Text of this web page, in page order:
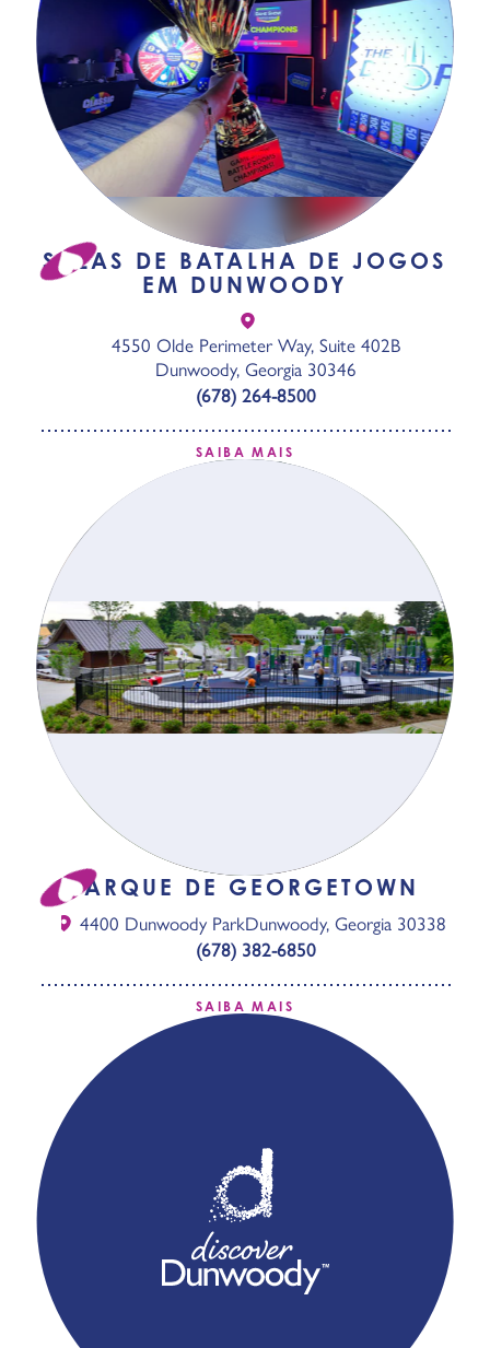
SALAS DE BATALHA DE JOGOS
EM DUNWOODY
4550 Olde Perimeter Way, Suite 402B
Dunwoody, Georgia 30346
(678) 264-8500
SAIBA MAIS
PARQUE DE GEORGETOWN
4400 Dunwoody ParkDunwoody, Georgia 30338
(678) 382-6850
SAIBA MAIS